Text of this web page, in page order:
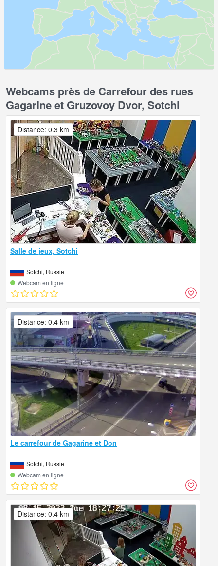
Webcams près de Carrefour des rues
Gagarine et Gruzovoy Dvor, Sotchi
Salle de jeux, Sotchi
Sotchi, Russie
Webcam en ligne
Distance: 0.3 km
Le carrefour de Gagarine et Don
Sotchi, Russie
Webcam en ligne
Distance: 0.4 km
Distance: 0.4 km